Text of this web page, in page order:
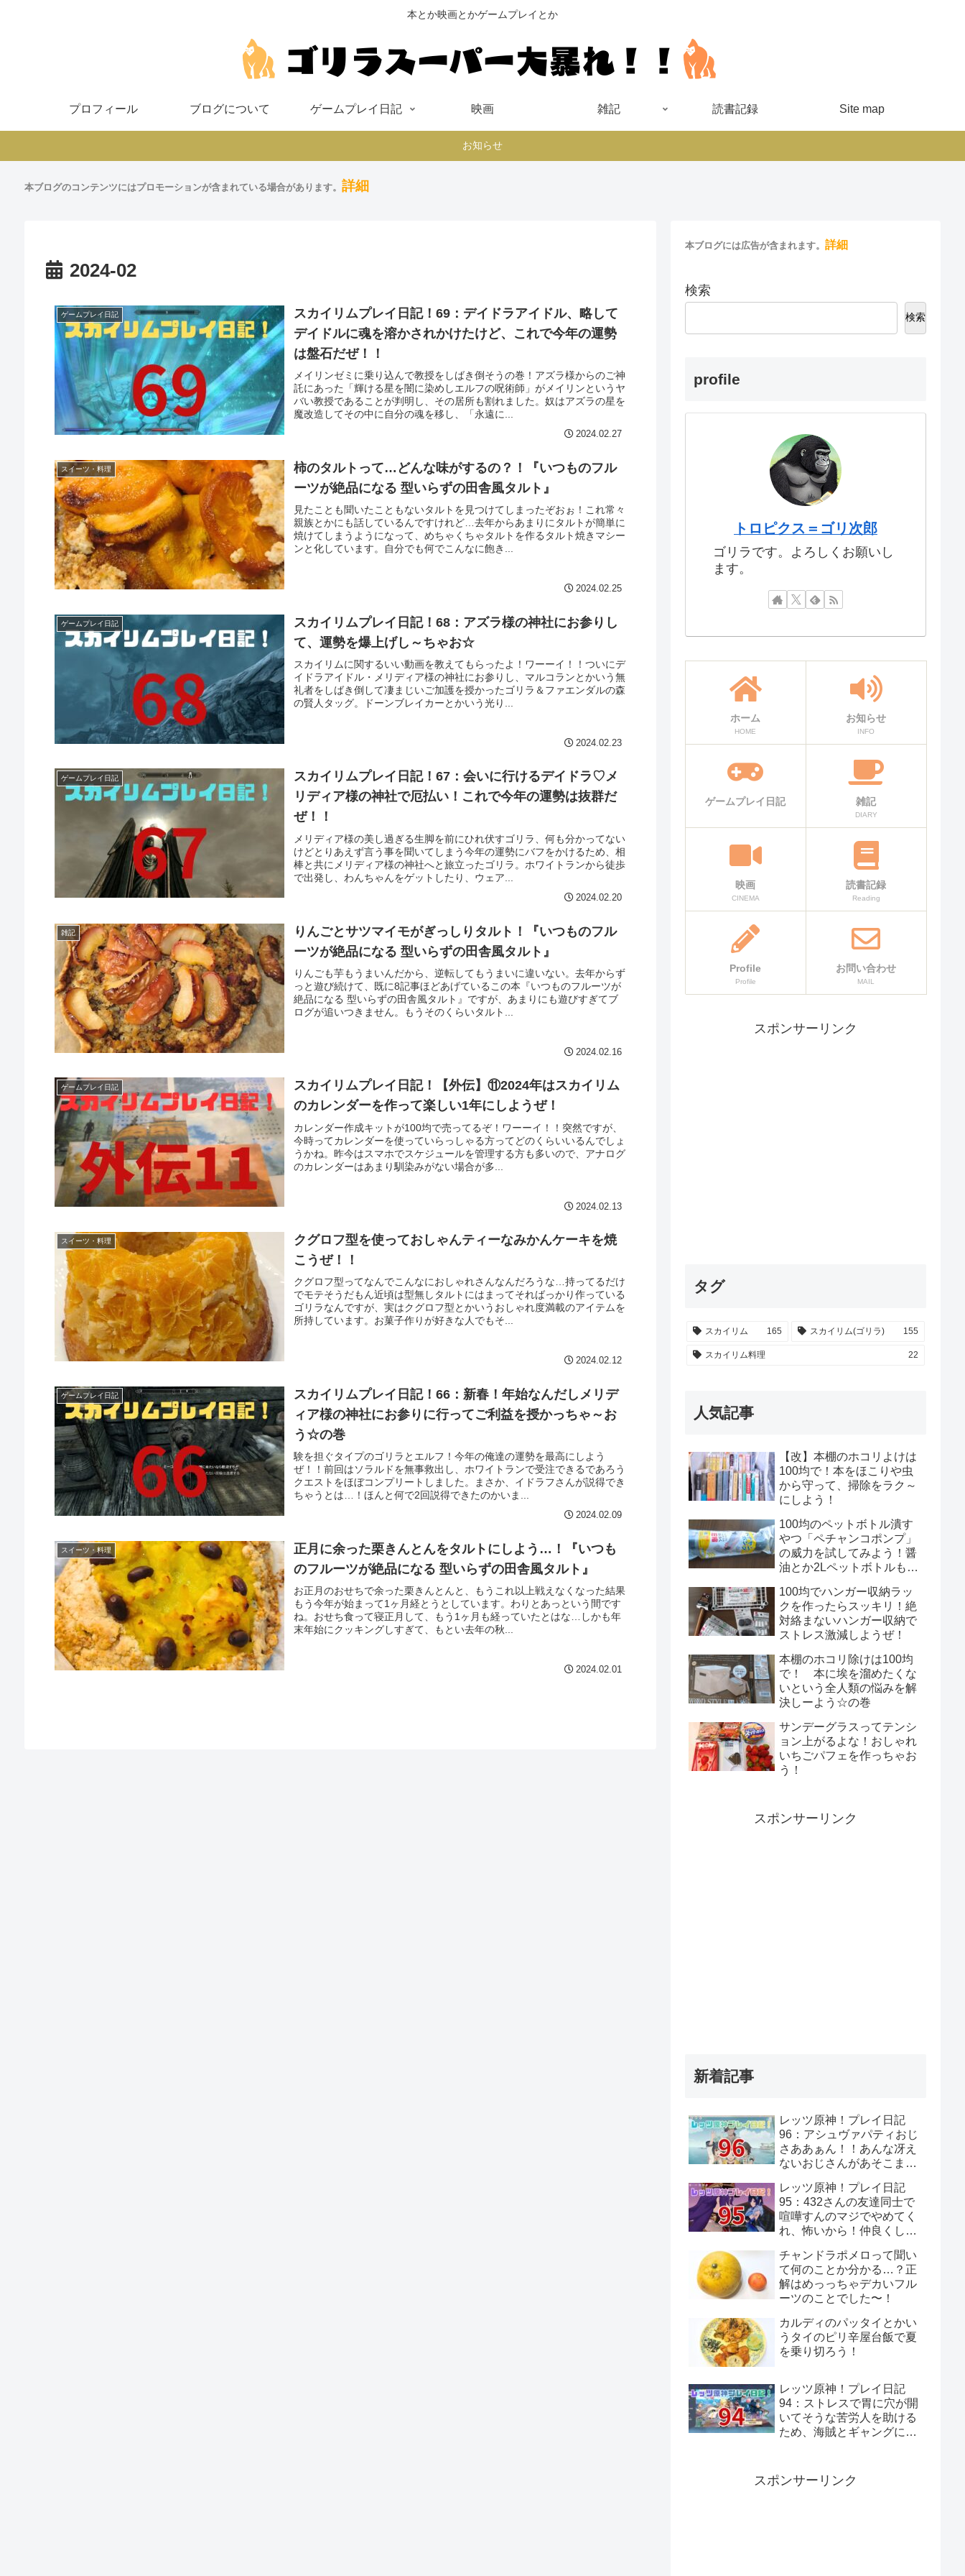
本とか映画とかゲームプレイとか
プロフィール ブログについて ゲームプレイ日記 映画 雑記 読書記録 Site map
お知らせ
本ブログのコンテンツにはプロモーションが含まれている場合があります。 詳細
2024-02
ゲームプレイ日記
スカイリムプレイ日記！69：デイドラアイドル、略して
デイドルに魂を溶かされかけたけど、これで今年の運勢
は盤石だぜ！！
メイリンゼミに乗り込んで教授をしばき倒そうの巻！アズラ様からのご神
託にあった「輝ける星を闇に染めしエルフの呪術師」がメイリンというヤ
バい教授であることが判明し、その居所も割れました。奴はアズラの星を
魔改造してその中に自分の魂を移し、「永遠に...
2024.02.27
スイーツ・料理
柿のタルトって…どんな味がするの？！『いつものフル
ーツが絶品になる 型いらずの田舎風タルト』
見たことも聞いたこともないタルトを見つけてしまったぞおぉ！これ常々
親族とかにも話しているんですけれど…去年からあまりにタルトが簡単に
焼けてしまうようになって、めちゃくちゃタルトを作るタルト焼きマシー
ンと化しています。自分でも何でこんなに飽き...
2024.02.25
ゲームプレイ日記
スカイリムプレイ日記！68：アズラ様の神社にお参りし
て、運勢を爆上げし～ちゃお☆
スカイリムに関するいい動画を教えてもらったよ！ワーーイ！！ついにデ
イドラアイドル・メリディア様の神社にお参りし、マルコランとかいう無
礼者をしばき倒して凄まじいご加護を授かったゴリラ＆ファエンダルの森
の賢人タッグ。ドーンブレイカーとかいう光り...
2024.02.23
ゲームプレイ日記
スカイリムプレイ日記！67：会いに行けるデイドラ♡メ
リディア様の神社で厄払い！これで今年の運勢は抜群だ
ぜ！！
メリディア様の美し過ぎる生脚を前にひれ伏すゴリラ、何も分かってない
けどとりあえず言う事を聞いてしまう今年の運勢にバフをかけるため、相
棒と共にメリディア様の神社へと旅立ったゴリラ。ホワイトランから徒歩
で出発し、わんちゃんをゲットしたり、ウェア...
2024.02.20
雑記
りんごとサツマイモがぎっしりタルト！『いつものフル
ーツが絶品になる 型いらずの田舎風タルト』
りんごも芋もうまいんだから、逆転してもうまいに違いない。去年からず
っと遊び続けて、既に8記事ほどあげているこの本『いつものフルーツが
絶品になる 型いらずの田舎風タルト』ですが、あまりにも遊びすぎてブ
ログが追いつきません。もうそのくらいタルト...
2024.02.16
ゲームプレイ日記
スカイリムプレイ日記！【外伝】⑪2024年はスカイリム
のカレンダーを作って楽しい1年にしようぜ！
カレンダー作成キットが100均で売ってるぞ！ワーーイ！！突然ですが、
今時ってカレンダーを使っていらっしゃる方ってどのくらいいるんでしょ
うかね。昨今はスマホでスケジュールを管理する方も多いので、アナログ
のカレンダーはあまり馴染みがない場合が多...
2024.02.13
スイーツ・料理
クグロフ型を使っておしゃんティーなみかんケーキを焼
こうぜ！！
クグロフ型ってなんでこんなにおしゃれさんなんだろうな…持ってるだけ
でモテそうだもん近頃は型無しタルトにはまってそればっかり作っている
ゴリラなんですが、実はクグロフ型とかいうおしゃれ度満載のアイテムを
所持しています。お菓子作りが好きな人でもそ...
2024.02.12
ゲームプレイ日記
スカイリムプレイ日記！66：新春！年始なんだしメリデ
ィア様の神社にお参りに行ってご利益を授かっちゃ～お
う☆の巻
験を担ぐタイプのゴリラとエルフ！今年の俺達の運勢を最高にしよう
ぜ！！前回はソラルドを無事救出し、ホワイトランで受注できるであろう
クエストをほぼコンプリートしました。まさか、イドラフさんが説得でき
ちゃうとは…！ほんと何で2回説得できたのかいま...
2024.02.09
スイーツ・料理
正月に余った栗きんとんをタルトにしよう…！『いつも
のフルーツが絶品になる 型いらずの田舎風タルト』
お正月のおせちで余った栗きんとんと、もうこれ以上戦えなくなった結果
もう今年が始まって1ヶ月経とうとしています。わりとあっという間です
ね。おせち食って寝正月して、もう1ヶ月も経っていたとはな…しかも年
末年始にクッキングしすぎて、もとい去年の秋...
2024.02.01
本ブログには広告が含まれます。 詳細
検索
検索
profile
トロピクス＝ゴリ次郎
ゴリラです。よろしくお願いし
ます。
ホーム
HOME
お知らせ
INFO
ゲームプレイ日記 雑記
DIARY
映画
CINEMA
読書記録
Reading
Profile
Profile
お問い合わせ
MAIL
スポンサーリンク
タグ
スカイリム 165 スカイリム(ゴリラ) 155
スカイリム料理 22
人気記事
【改】本棚のホコリよけは
100均で！本をほこりや虫
から守って、掃除をラク～
にしよう！
100均のペットボトル潰す
やつ「ペチャンコポンプ」
の威力を試してみよう！醤
油とか2Lペットボトルもい
100均でハンガー収納ラッ
クを作ったらスッキリ！絶
対絡まないハンガー収納で
ストレス激減しようぜ！
本棚のホコリ除けは100均
で！ 本に埃を溜めたくな
いという全人類の悩みを解
決しーよう☆の巻
サンデーグラスってテンシ
ョン上がるよな！おしゃれ
いちごパフェを作っちゃお
う！
スポンサーリンク
新着記事
レッツ原神！プレイ日記
96：アシュヴァパティおじ
さああぁん！！あんな冴え
ないおじさんがあそこまで
な…！
レッツ原神！プレイ日記
95：432さんの友達同士で
喧嘩すんのマジでやめてく
れ、怖いから！仲良くして
チャンドラポメロって聞い
て何のことか分かる…？正
解はめっっちゃデカいフル
ーツのことでした〜！
カルディのパッタイとかい
うタイのピリ辛屋台飯で夏
を乗り切ろう！
レッツ原神！プレイ日記
94：ストレスで胃に穴が開
いてそうな苦労人を助ける
ため、海賊とギャングに話
スポンサーリンク